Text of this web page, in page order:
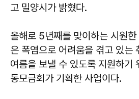
고 밀양시가 밝혔다.
올해로 5년째를 맞이하는 시원
은 폭염으로 어려움을 겪고 있는
여름을 보낼 수 있도록 지원하기
동모금회가 기획한 사업이다.